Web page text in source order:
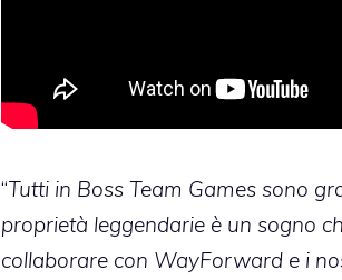
“Tutti in Boss Team Games sono
proprietà leggendarie è un sogno
collaborare con WayForward e i